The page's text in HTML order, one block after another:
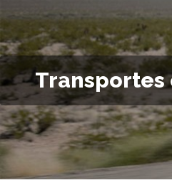
Transportes